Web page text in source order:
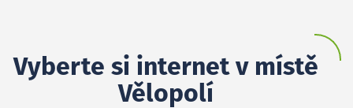
Vyberte si internet v místě
Vělopolí